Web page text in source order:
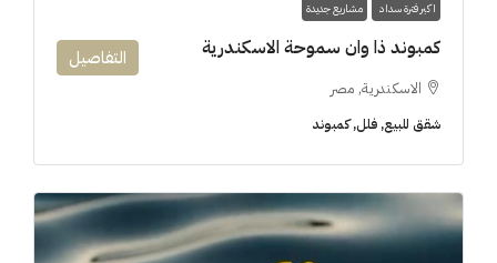
اكبر فترة سداد مشاريع جديدة
كمبوند ذا وان سموحة الاسكندرية
الاسكندرية, مصر
شقق للبيع, فلل, كمبوند
التفاصيل